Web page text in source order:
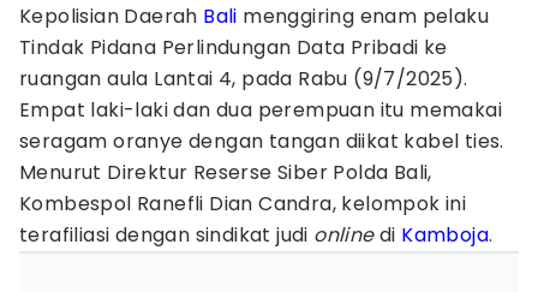
Kepolisian Daerah Bali menggiring enam pelaku
Tindak Pidana Perlindungan Data Pribadi ke
ruangan aula Lantai 4, pada Rabu (9/7/2025).
Empat laki-laki dan dua perempuan itu memakai
seragam oranye dengan tangan diikat kabel ties.
Menurut Direktur Reserse Siber Polda Bali,
Kombespol Ranefli Dian Candra, kelompok ini
terafiliasi dengan sindikat judi onlinedi Kamboja.